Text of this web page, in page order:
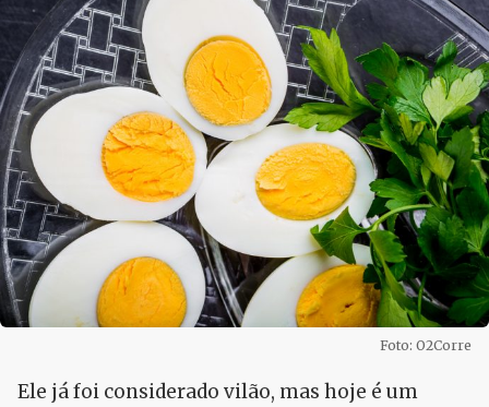
Foto: O2Corre
Ele já foi considerado vilão, mas hoje é um